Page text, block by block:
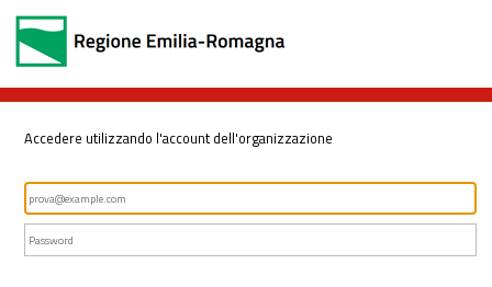
Accedere utilizzando l'account dell'organizzazione